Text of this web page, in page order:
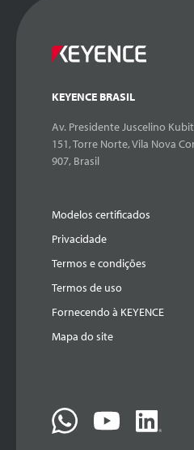
KEYENCE BRASIL
Av. Presidente Juscelino
151, Torre Norte, Vila Nova
907, Brasil
Modelos certificados
Privacidade
Termos e condições
Termos de uso
Fornecendo à KEYENCE
Mapa do site